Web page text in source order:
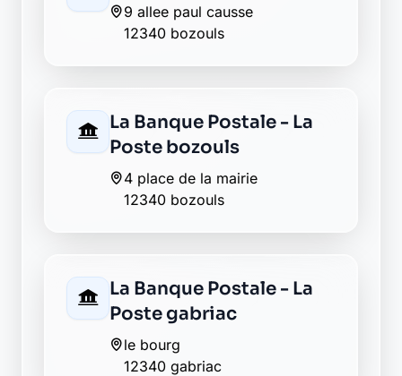
9 allee paul causse
12340 bozouls
La Banque Postale - La
Poste bozouls
4 place de la mairie
12340 bozouls
La Banque Postale - La
Poste gabriac
le bourg
12340 gabriac